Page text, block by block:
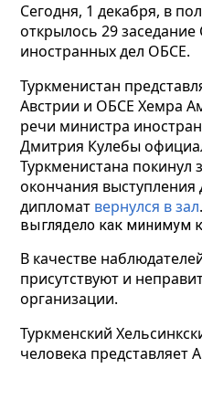
Сегодня, 1 декабря, в
открылось 29
иностранных дел ОБСЕ.
Туркменистан
Австрии и ОБСЕ Хемра
речи министра
Дмитрия Кулебы
Туркменистана покинул
окончания
дипломат вернулся в зал.
выглядело как минимум
В качестве
присутствуют и
организации.
Туркменский
человека представляет